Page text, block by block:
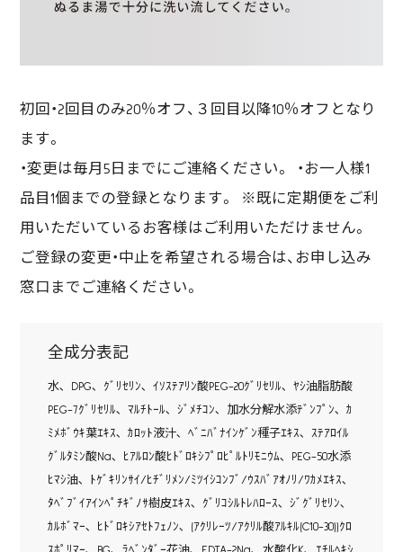
初回・2回目のみ20％オフ、３回目以降10％オフとなり
ます。
・変更は毎月5日までにご連絡ください。 ・お一人様1
品目1個までの登録となります。 ※既に定期便をご利
用いただいているお客様はご利用いただけません。
ご登録の変更・中止を希望される場合は、お申し込み
窓口までご連絡ください。
全成分表記
水､ DPG､ ｸﾞﾘｾﾘﾝ､ ｲｿｽﾃｱﾘﾝ酸PEG-20ｸﾞﾘｾﾘﾙ､ ﾔｼ油脂肪酸
PEG-7ｸﾞﾘｾﾘﾙ､ ﾏﾙﾁﾄｰﾙ､ ｼﾞﾒﾁｺﾝ､ 加水分解水添ﾃﾞﾝﾌﾟﾝ､ ｶ
ﾐﾒﾎﾞｳｷ葉ｴｷｽ､ ｶﾛｯﾄ液汁､ ﾍﾞﾆﾊﾞﾅｲﾝｹﾞﾝ種子ｴｷｽ､ ｽﾃｱﾛｲﾙ
ｸﾞﾙﾀﾐﾝ酸Na､ ﾋｱﾙﾛﾝ酸ﾋﾄﾞﾛｷｼﾌﾟﾛﾋﾟﾙﾄﾘﾓﾆｳﾑ､ PEG-50水添
ﾋﾏｼ油､ ﾄｹﾞｷﾘﾝｻｲ/ﾋﾁﾞﾘﾒﾝ/ﾐﾂｲｼｺﾝﾌﾞ/ｳｽﾊﾞｱｵﾉﾘ/ﾜｶﾒｴｷｽ､
ﾀﾍﾞﾌﾞｲｱｲﾝﾍﾟﾁｷﾞﾉｻ樹皮ｴｷｽ､ ｸﾞﾘｺｼﾙﾄﾚﾊﾛｰｽ､ ｼﾞｸﾞﾘｾﾘﾝ､
ｶﾙﾎﾞﾏｰ､ ﾋﾄﾞﾛｷｼｱｾﾄﾌｪﾉﾝ､ (ｱｸﾘﾚｰﾂ/ｱｸﾘﾙ酸ｱﾙｷﾙ(C10-30))ｸﾛ